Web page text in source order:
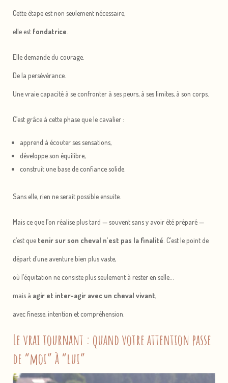
Cette étape est non seulement nécessaire,
elle est fondatrice
Elle demande du courage.
De la persévérance.
Une vraie capacité à se confronter à ses peurs, à ses limites, à son corps.
C’est grâce à cette phase que le cavalier :
apprend à écouter ses sensations,
développe son équilibre,
construit une base de confiance solide.
Sans elle, rien ne serait possible ensuite.
Mais ce que l’on réalise plus tard — souvent sans y avoir été préparé —
c’est que tenir sur son cheval n’est pas la finalité . C’est le point de
départ d’une aventure bien plus vaste,
où l’équitation ne consiste plus seulement à rester en selle…
mais à agir et inter-agir avec un cheval vivant,
avec finesse, intention et compréhension.
Le vrai tournant : quand votre attention passe
de “moi” à “lui”
rebondir au trot
et au galop ?
Découvrez 3 exercices simples qui vont
transformer votre position et votre
Recevoir le programme vidéo gratuit